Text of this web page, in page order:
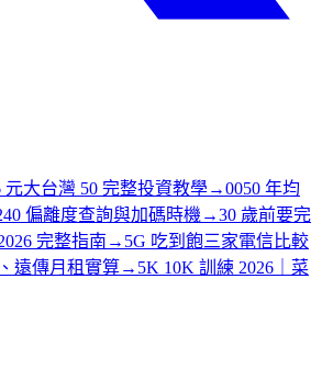
元大台灣 50 完整投資教學→0050 年均
偏離度查詢與加碼時機 →30 歲前要完
完整指南 → 5G 吃到飽三家電信比較
遠傳月租實算→ 5K 10K 訓練 2026｜菜